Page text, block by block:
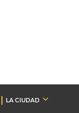
LA CIUDAD